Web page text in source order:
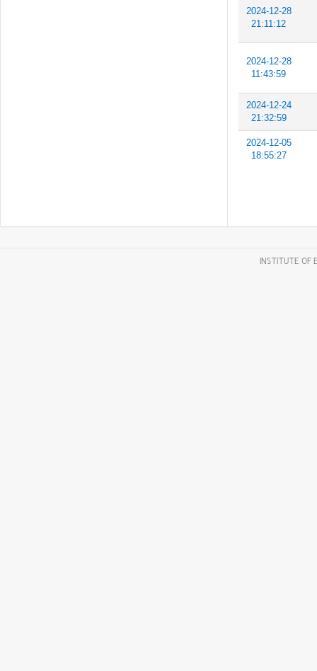
2024-12-28
21:11:12
2024-12-28
11:43:59
2024-12-24
21:32:59
2024-12-05
18:55:27
INSTITUTE OF